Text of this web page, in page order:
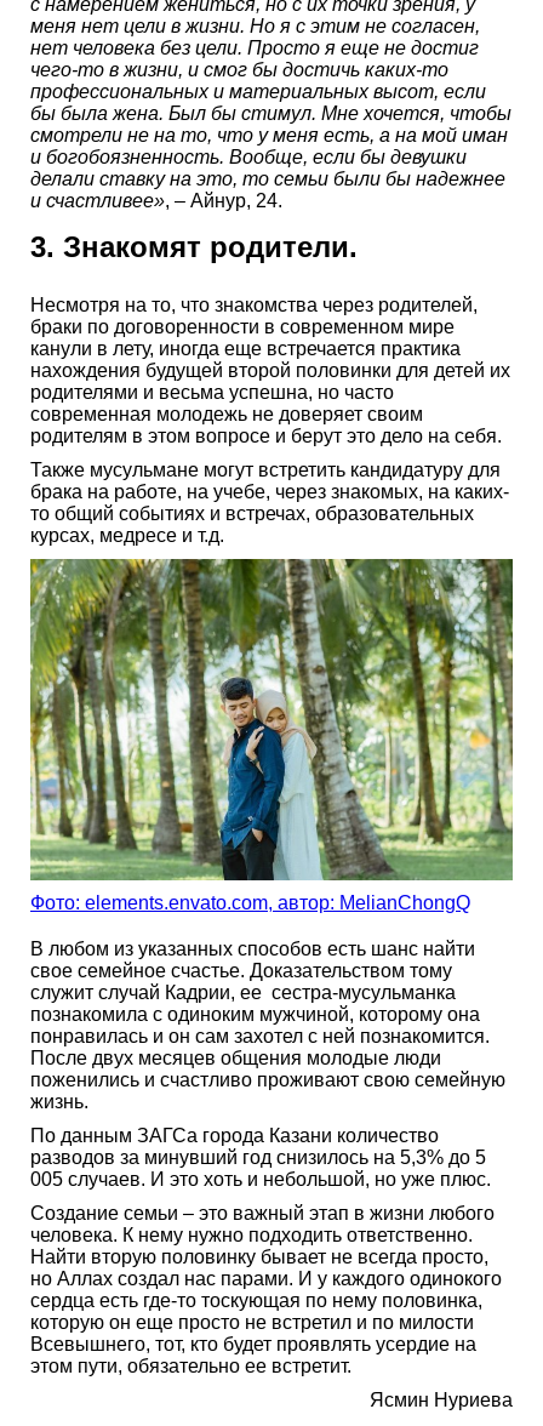
меня нет цели в жизни. Но я с этим не согласен,
нет человека без цели. Просто я еще не достиг
чего-то в жизни, и смог бы достичь каких-то
профессиональных и материальных высот, если
бы была жена. Был бы стимул. Мне хочется, чтобы
смотрели не на то, что у меня есть, а на мой иман
и богобоязненность. Вообще, если бы девушки
делали ставку на это, то семьи были бы надежнее
и счастливее», – Айнур, 24.
3. Знакомят родители.
Несмотря на то, что знакомства через родителей,
браки по договоренности в современном мире
канули в лету, иногда еще встречается практика
нахождения будущей второй половинки для детей их
родителями и весьма успешна, но часто
современная молодежь не доверяет своим
родителям в этом вопросе и берут это дело на себя.
Также мусульмане могут встретить кандидатуру для
брака на работе, на учебе, через знакомых, на каких-
то общий событиях и встречах, образовательных
курсах, медресе и т.д.
Фото: elements.envato.com, автор: MelianChongQ
В любом из указанных способов есть шанс найти
свое семейное счастье. Доказательством тому
служит случай Кадрии, ее сестра-мусульманка
познакомила с одиноким мужчиной, которому она
понравилась и он сам захотел с ней познакомится.
После двух месяцев общения молодые люди
поженились и счастливо проживают свою семейную
жизнь.
По данным ЗАГСа города Казани количество
разводов за минувший год снизилось на 5,3% до 5
005 случаев. И это хоть и небольшой, но уже плюс.
Создание семьи – это важный этап в жизни любого
человека. К нему нужно подходить ответственно.
Найти вторую половинку бывает не всегда просто,
но Аллах создал нас парами. И у каждого одинокого
сердца есть где-то тоскующая по нему половинка,
которую он еще просто не встретил и по милости
Всевышнего, тот, кто будет проявлять усердие на
этом пути, обязательно ее встретит.
Ясмин Нуриева